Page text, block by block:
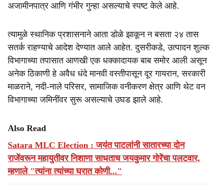
अजामीनपात्र आणि गंभीर गुन्हा असल्याचे स्पष्ट केले आहे.
त्यामुळे स्थानिक प्रशासनाने आता डोळे झाकून न बसता २४ तास
सतर्क राहण्याचे आदेश देण्यात आले आहेत. दुसरीकडे, उत्पादन शुल्क
विभागाच्या तपासात आणखी एक धक्कादायक बाब समोर आली असून
अनेक ठिकाणी हे अवैध धंदे मानवी वस्तीपासून दूर गायरान, सरकारी
माळराने, नदी-नाले परिसर, सामाजिक वनीकरण क्षेत्र आणि थेट वन
विभागाच्या जमिनींवर सुरू असल्याचे उघड झाले आहे.
Also Read
Satara MLC Election : जयंत पाटलांनी सातारच्या दोन
राजेंवरून महायुतीवर निशाणा साधताच जयकुमार गोरेंचा पलटवार,
म्हणाले "त्यांना त्यांच्या घरात कोणी..."